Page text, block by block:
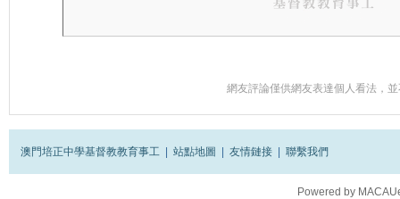
網友評論僅供網友表達個人看法，
澳門培正中學基督教教育事工 站點地圖 友情鏈接 聯繫我們
Powered by